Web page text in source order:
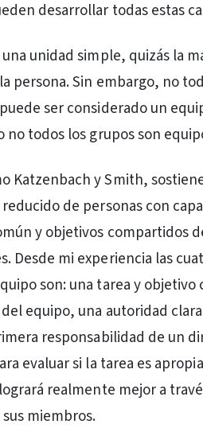
desarrollar todas estas
una unidad simple, quizás la
persona. Sin embargo, no
ser considerado un
no todos los grupos son
Katzenbach y Smith,
de personas con
y objetivos compartidos
Desde mi experiencia las
son: una tarea y
equipo, una autoridad
responsabilidad de un
evaluar si la tarea es
realmente mejor a
miembros.